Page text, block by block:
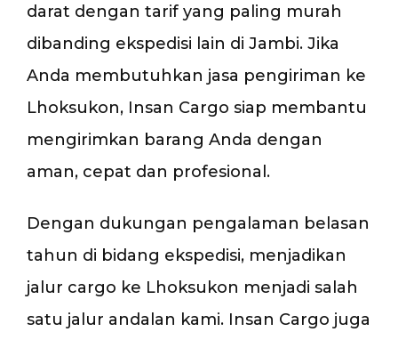
darat dengan tarif yang paling murah
dibanding ekspedisi lain di Jambi. Jika
Anda membutuhkan jasa pengiriman ke
Lhoksukon, Insan Cargo siap membantu
mengirimkan barang Anda dengan
aman, cepat dan profesional.
Dengan dukungan pengalaman belasan
tahun di bidang ekspedisi, menjadikan
jalur cargo ke Lhoksukon menjadi salah
satu jalur andalan kami. Insan Cargo juga